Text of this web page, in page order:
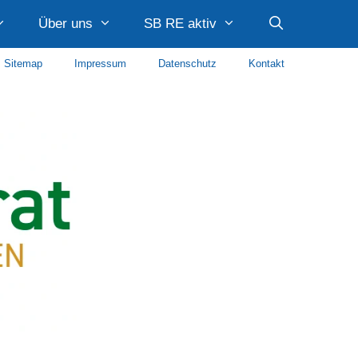
Über uns
Diakonie im Kirchenkreis Recklinghausen
AWO Paulusquartier
Quartier Hillerheide Caritas
SB RE aktiv
Sitemap Impressum Datenschutz Kontakt